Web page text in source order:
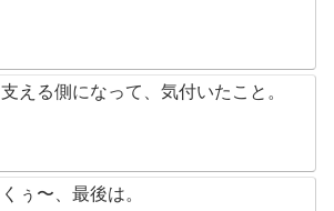
支える側になって、気付いたこと。
くぅ〜、最後は。